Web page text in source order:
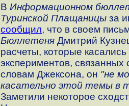
В Информационном
Туринской Плащаницы за
сообщил, что в своем
Бюллетеня Дмитрий
расчеты, которые
экспериментов,
словам Джексона, он "не
касательно этой темы в
Заметили некоторое